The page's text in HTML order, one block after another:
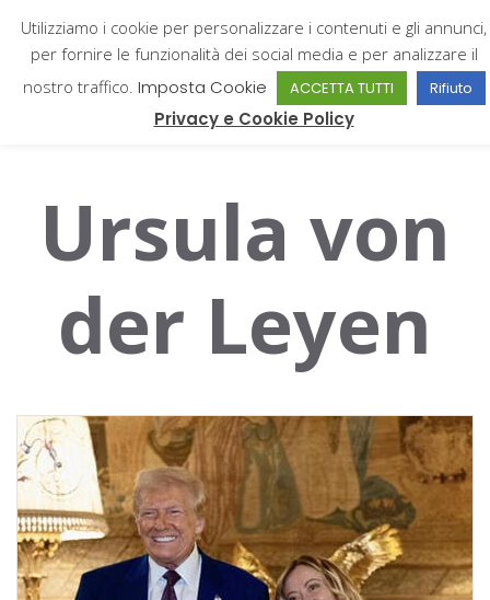
Giampiero Catone
Ursula von
der Leyen
Utilizziamo i cookie per personalizzare i contenuti e gli annunci,
per fornire le funzionalità dei social media e per analizzare il
nostro traffico. Imposta Cookie ACCETTA TUTTI Rifiuto
Privacy e Cookie Policy